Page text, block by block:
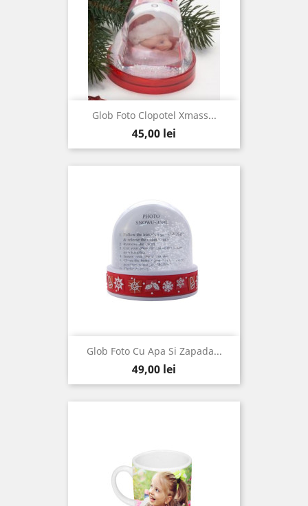
Glob Foto Clopotel Xmass...
Pret
45,00 lei
Glob Foto Cu Apa Si Zapada...
Pret
49,00 lei